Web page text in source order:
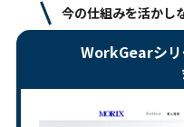
今の仕組みを活かし
WorkGearシリ